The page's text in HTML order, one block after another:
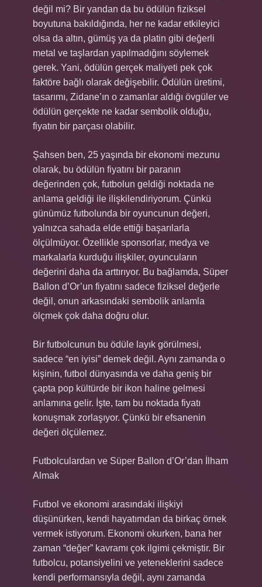
değil mi? Bir yandan da bu ödülün fiziksel
boyutuna bakıldığında, her ne kadar etkileyici
olsa da altın, gümüş ya da platin gibi değerli
metal ve taşlardan yapılmadığını söylemek
gerek. Yani, ödülün gerçek maliyeti pek çok
faktöre bağlı olarak değişebilir. Ödülün üretimi,
tasarımı, Zidane’ın o zamanlar aldığı övgüler ve
ödülün gerçekte ne kadar sembolik olduğu,
fiyatın bir parçası olabilir.
Şahsen ben, 25 yaşında bir ekonomi mezunu
olarak, bu ödülün fiyatını bir paranın
değerinden çok, futbolun geldiği noktada ne
anlama geldiği ile ilişkilendiriyorum. Çünkü
günümüz futbolunda bir oyuncunun değeri,
yalnızca sahada elde ettiği başarılarla
ölçülmüyor. Özellikle sponsorlar, medya ve
markalarla kurduğu ilişkiler, oyuncuların
değerini daha da arttırıyor. Bu bağlamda, Süper
Ballon d’Or’un fiyatını sadece fiziksel değerle
değil, onun arkasındaki sembolik anlamla
ölçmek çok daha doğru olur.
Bir futbolcunun bu ödüle layık görülmesi,
sadece “en iyisi” demek değil. Aynı zamanda o
kişinin, futbol dünyasında ve daha geniş bir
çapta pop kültürde bir ikon haline gelmesi
anlamına gelir. İşte, tam bu noktada fiyatı
konuşmak zorlaşıyor. Çünkü bir efsanenin
değeri ölçülemez.
Futbolculardan ve Süper Ballon d’Or’dan İlham
Almak
Futbol ve ekonomi arasındaki ilişkiyi
düşünürken, kendi hayatımdan da birkaç örnek
vermek istiyorum. Ekonomi okurken, bana her
zaman “değer” kavramı çok ilgimi çekmiştir. Bir
futbolcu, potansiyelini ve yeteneklerini sadece
kendi performansıyla değil, aynı zamanda